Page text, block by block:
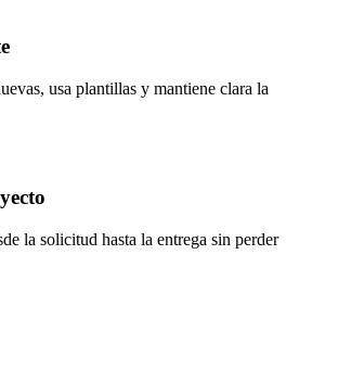
usa plantillas y mantiene clara la
la solicitud hasta la entrega sin perder